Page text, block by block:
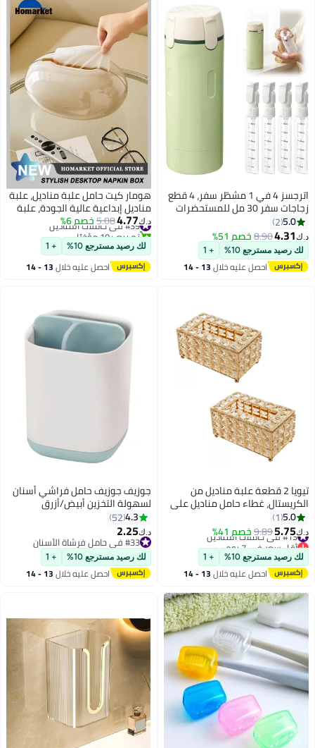
اترجسز 4 في 1 مشطّر سفر، 4 قطع
زجاجات سفر 30 مل للمستحضرات
الشخصية، حاويات سفر مقاومة
للتسرب، حاويات محمولة للشامبو
ومرطب وبلسم وكيماويات (أخضر)
5.0
2
د.ك‏4.31
8.90خصم 51%
لك رصيد مسترجع 10% + 1
احصل عليه خلال 13 - 14
هومار كيت حامل علبة مناديل، علبة
مناديل إبداعية عالية الجودة، علبة
مناديل أنيقة لسطح المكتب مناسبة
لوضعها على طاولة القهوة في
غرفة المعيشة، ديكور الطاولة،
تعزيز نمط المنزل، لون بيج.
د.ك‏4.77
5.08خصم 6% #39 في حاملات المناديل
تم بيع +10 مؤخرًا
#39 في حاملات المناديل
لك رصيد مسترجع 10% + 1
احصل عليه خلال 13 - 14
تيويا 2 قطعة علبة مناديل من
الكريستال، غطاء حامل مناديل على
الطراز الأوروبي، موزع مناديل
منضدية لديكور مكتب الحمام مكتب
المكتب مطعم مكتب المنزل
(ذهبي)
5.0
1
د.ك‏5.75
9.89خصم 41% #13 في حاملات المناديل
أقل سعر في 7 يوم
#13 في حاملات المناديل
لك رصيد مسترجع 10% + 1
احصل عليه خلال 13 - 14
جوزيف جوزيف حامل فراشي أسنان
لسهولة التخزين أبيض/أزرق
90x127x90مم
4.3
52
د.ك‏2.25
#33 في حامل فرشاة الأسنان
#33 في حامل فرشاة الأسنان
لك رصيد مسترجع 10% + 1
احصل عليه خلال 13 - 14